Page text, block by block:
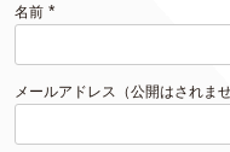
名前 *
メールアドレス（公開はされませ